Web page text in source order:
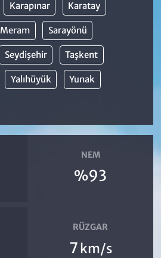
Karapınar Karatay
Meram Sarayönü
Seydişehir Taşkent
Yalıhüyük Yunak
NEM
%93
RÜZGAR
7 km/s